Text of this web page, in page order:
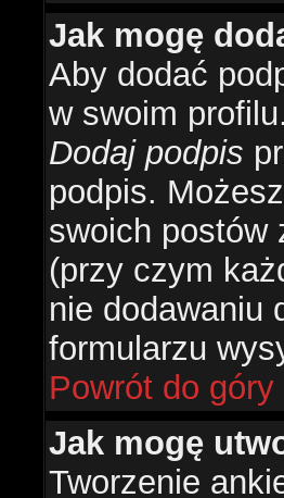
Jak mogę
Aby dodać
w swoim
Dodaj podpis
podpis.
swoich postów
(przy czym
nie dodawaniu
formularzu
Powrót do góry
Jak mogę
Tworzenie